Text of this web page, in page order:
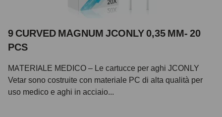
9 CURVED MAGNUM JCONLY 0,35 MM- 20
PCS
MATERIALE MEDICO – Le cartucce per aghi JCONLY
Vetar sono costruite con materiale PC di alta qualità per
uso medico e aghi in acciaio...